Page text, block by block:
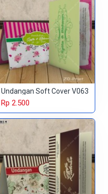
Undangan Soft Cover V063
Rp 2.500